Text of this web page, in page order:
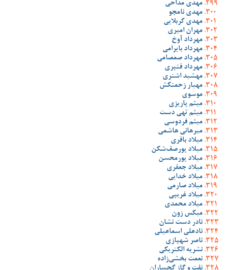
مهدی مداحی
مهدی نامجو
مهدی کربلایی
مهران امیری
مهرداد آوخ
مهرداد بایرامی
مهرداد صمصامی
مهرداد قنبری
مهشید اشتری
مهیار زحمتکش
موسوی
میثم پاریزی
میثم تهی دست
میثم فردوسی
میرهانی هاشمی
میلاد باقری
میلاد پورصف‌شکن
میلاد پورمحسن
میلاد جعفری
میلاد خدایی
میلاد صارمی
میلاد غریبی
میلاد محمدی
میکس زون
نادر دست نشان
نادعلی اسماعیلی
ناصر شهبازی
نشریه الکتریکی
نعمت بخشی‌زاده